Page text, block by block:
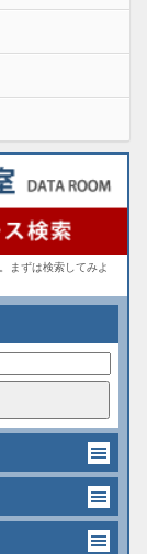
まずは検索してみよ